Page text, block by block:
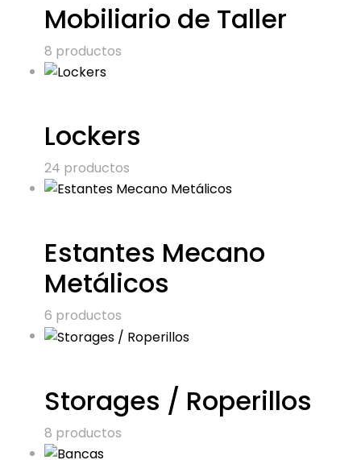
Mobiliario de Taller
8 productos
Lockers
24 productos
Estantes Mecano
Metálicos
6 productos
Storages / Roperillos
8 productos